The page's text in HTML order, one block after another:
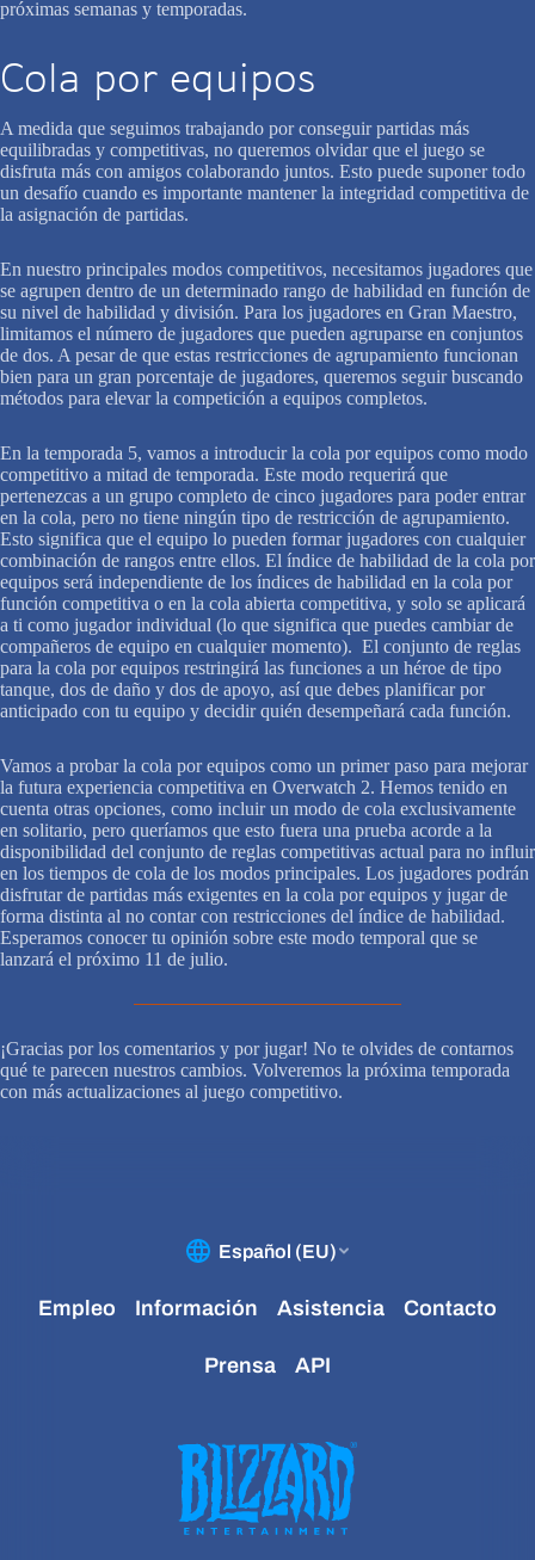
próximas semanas y temporadas.
Cola por equipos
A medida que seguimos trabajando por conseguir partidas más
equilibradas y competitivas, no queremos olvidar que el juego se
disfruta más con amigos colaborando juntos. Esto puede suponer todo
un desafío cuando es importante mantener la integridad competitiva de
la asignación de partidas.
En nuestro principales modos competitivos, necesitamos jugadores que
se agrupen dentro de un determinado rango de habilidad en función de
su nivel de habilidad y división. Para los jugadores en Gran Maestro,
limitamos el número de jugadores que pueden agruparse en conjuntos
de dos. A pesar de que estas restricciones de agrupamiento funcionan
bien para un gran porcentaje de jugadores, queremos seguir buscando
métodos para elevar la competición a equipos completos.
En la temporada 5, vamos a introducir la cola por equipos como modo
competitivo a mitad de temporada. Este modo requerirá que
pertenezcas a un grupo completo de cinco jugadores para poder entrar
en la cola, pero no tiene ningún tipo de restricción de agrupamiento.
Esto significa que el equipo lo pueden formar jugadores con cualquier
combinación de rangos entre ellos. El índice de habilidad de la cola por
equipos será independiente de los índices de habilidad en la cola por
función competitiva o en la cola abierta competitiva, y solo se aplicará
a ti como jugador individual (lo que significa que puedes cambiar de
compañeros de equipo en cualquier momento). El conjunto de reglas
para la cola por equipos restringirá las funciones a un héroe de tipo
tanque, dos de daño y dos de apoyo, así que debes planificar por
anticipado con tu equipo y decidir quién desempeñará cada función.
Vamos a probar la cola por equipos como un primer paso para mejorar
la futura experiencia competitiva en Overwatch 2. Hemos tenido en
cuenta otras opciones, como incluir un modo de cola exclusivamente
en solitario, pero queríamos que esto fuera una prueba acorde a la
disponibilidad del conjunto de reglas competitivas actual para no influir
en los tiempos de cola de los modos principales. Los jugadores podrán
disfrutar de partidas más exigentes en la cola por equipos y jugar de
forma distinta al no contar con restricciones del índice de habilidad.
Esperamos conocer tu opinión sobre este modo temporal que se
lanzará el próximo 11 de julio.
¡Gracias por los comentarios y por jugar! No te olvides de contarnos
qué te parecen nuestros cambios. Volveremos la próxima temporada
con más actualizaciones al juego competitivo.